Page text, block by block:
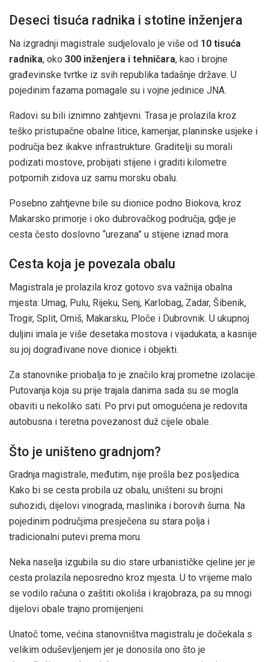
Deseci tisuća radnika i stotine inženjera
Na izgradnji magistrale sudjelovalo je više od 10 tisuća
radnika, oko 300 inženjera i tehničara, kao i brojne
građevinske tvrtke iz svih republika tadašnje države. U
pojedinim fazama pomagale su i vojne jedinice JNA.
Radovi su bili iznimno zahtjevni. Trasa je prolazila kroz
teško pristupačne obalne litice, kamenjar, planinske usjeke i
područja bez ikakve infrastrukture. Graditelji su morali
podizati mostove, probijati stijene i graditi kilometre
potpornih zidova uz samu morsku obalu.
Posebno zahtjevne bile su dionice podno Biokova, kroz
Makarsko primorje i oko dubrovačkog područja, gdje je
cesta često doslovno “urezana” u stijene iznad mora.
Cesta koja je povezala obalu
Magistrala je prolazila kroz gotovo sva važnija obalna
mjesta: Umag, Pulu, Rijeku, Senj, Karlobag, Zadar, Šibenik,
Trogir, Split, Omiš, Makarsku, Ploče i Dubrovnik. U ukupnoj
duljini imala je više desetaka mostova i vijadukata, a kasnije
su joj dograđivane nove dionice i objekti.
Za stanovnike priobalja to je značilo kraj prometne izolacije.
Putovanja koja su prije trajala danima sada su se mogla
obaviti u nekoliko sati. Po prvi put omogućena je redovita
autobusna i teretna povezanost duž cijele obale.
Što je uništeno gradnjom?
Gradnja magistrale, međutim, nije prošla bez posljedica.
Kako bi se cesta probila uz obalu, uništeni su brojni
suhozidi, dijelovi vinograda, maslinika i borovih šuma. Na
pojedinim područjima presječena su stara polja i
tradicionalni putevi prema moru.
Neka naselja izgubila su dio stare urbanističke cjeline jer je
cesta prolazila neposredno kroz mjesta. U to vrijeme malo
se vodilo računa o zaštiti okoliša i krajobraza, pa su mnogi
dijelovi obale trajno promijenjeni.
Unatoč tome, većina stanovništva magistralu je dočekala s
velikim oduševljenjem jer je donosila ono što je